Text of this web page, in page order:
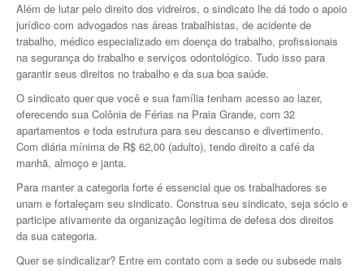
Benefícios
Convênios
Serviços
Galeria
Videos
Fotos
Notícias
Todas as Categorias
Além de lutar pelo direito dos vidreiros, o sindicato lhe dá todo o apoio
jurídico com advogados nas áreas trabalhistas, de acidente de
trabalho, médico especializado em doença do trabalho, profissionais
na segurança do trabalho e serviços odontológico. Tudo isso para
garantir seus direitos no trabalho e da sua boa saúde.
O sindicato quer que você e sua família tenham acesso ao lazer,
oferecendo sua Colônia de Férias na Praia Grande, com 32
apartamentos e toda estrutura para seu descanso e divertimento.
Com diária mínima de R$ 62,00 (adulto), tendo direito a café da
manhã, almoço e janta.
Para manter a categoria forte é essencial que os trabalhadores se
unam e fortaleçam seu sindicato. Construa seu sindicato, seja sócio e
participe ativamente da organização legítima de defesa dos direitos
da sua categoria.
Quer se sindicalizar? Entre em contato com a sede ou subsede mais